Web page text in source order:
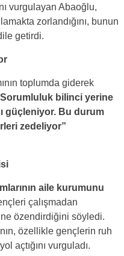
vurgulayan Abaoğlu,
zorlandığını, bunun
getirdi.
toplumda giderek
bilinci yerine
güçleniyor. Bu durum
zedeliyor”
aile kurumunu
çalışmadan
özendirdiğini söyledi.
özellikle gençlerin ruh
açtığını vurguladı.